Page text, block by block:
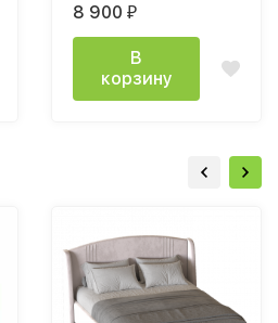
8 900 ₽
В
корзину